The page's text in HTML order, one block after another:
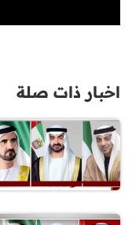
اخبار ذات صلة